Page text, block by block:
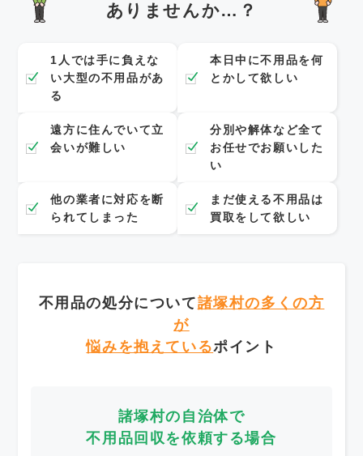
ありませんか…？
1人では手に負えな
い大型の不用品があ
る
本日中に不用品を何
とかして欲しい
遠方に住んでいて立
会いが難しい
分別や解体など全て
お任せでお願いした
い
他の業者に対応を断
られてしまった
まだ使える不用品は
買取をして欲しい
不用品の処分について諸塚村の多くの方
が
悩みを抱えているポイント
諸塚村の自治体で
不用品回収を依頼する場合